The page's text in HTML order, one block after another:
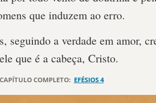
que induzem ao erro.
seguindo a verdade em amor,
que é a cabeça, Cristo.
COMPLETO: EFÉSIOS 4